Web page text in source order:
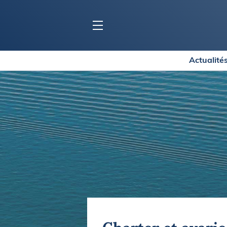
BLOC MARINE
Ports
Carnets de voyage
Dossiers de la rédaction
Collection Bloc Marine
Application Bloc Marine
Règlementation
BATEAUX